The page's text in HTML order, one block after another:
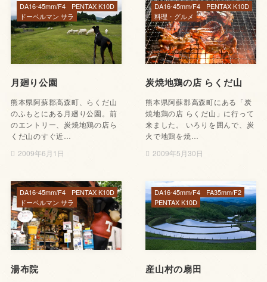
月廻り公園
熊本県阿蘇郡高森町、らくだ山
のふもとにある月廻り公園。前
のエントリー、炭焼地鶏の店ら
くだ山のすぐ近…
2009年6月1日
DA16-45mm/F4
PENTAX K10D
ドーベルマン サラ
炭焼地鶏の店 らくだ山
熊本県阿蘇郡高森町にある「炭
焼地鶏の店 らくだ山」に行って
来ました。 いろりを囲んで、炭
火で地鶏を焼…
2009年5月30日
DA16-45mm/F4
PENTAX K10D
料理・グルメ
湯布院
DA16-45mm/F4
PENTAX K10D
ドーベルマン サラ
産山村の扇田
DA16-45mm/F4
FA35mm/F2
PENTAX K10D